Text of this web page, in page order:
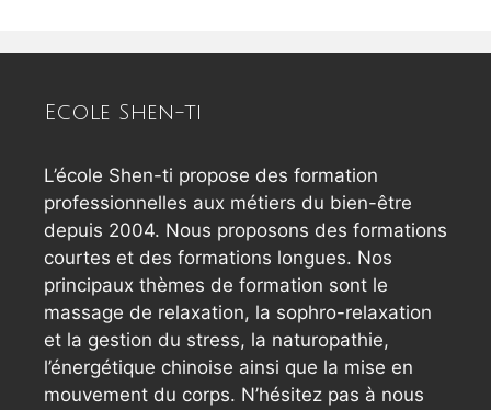
Ecole Shen-ti
L’école Shen-ti propose des formation
professionnelles aux métiers du bien-être
depuis 2004. Nous proposons des formations
courtes et des formations longues. Nos
principaux thèmes de formation sont le
massage de relaxation, la sophro-relaxation
et la gestion du stress, la naturopathie,
l’énergétique chinoise ainsi que la mise en
mouvement du corps. N’hésitez pas à nous